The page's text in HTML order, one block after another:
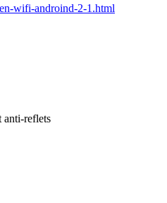
wifi-androind-2-1.html
anti-reflets